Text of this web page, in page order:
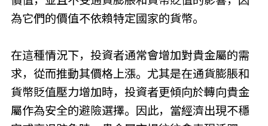
為它們的價值不依賴特定國家的貨幣。
在這種情況下，投資者通常會增加對貴金屬的需
求，從而推動其價格上漲。尤其是在通貨膨脹和
貨幣貶值壓力增加時，投資者更傾向於轉向貴金
屬作為安全的避險選擇。因此，當經濟出現不穩